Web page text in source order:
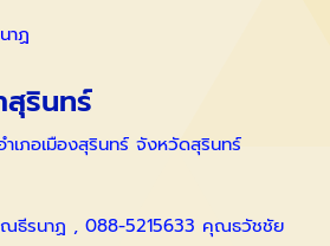
าฏ
สุรินทร์
เภอเมืองสุรินทร์ จังหวัดสุรินทร์
ณธีรนาฏ , 088-5215633 คุณธวัชชัย